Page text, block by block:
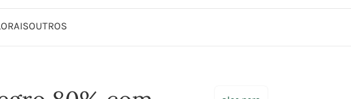
OUTROS